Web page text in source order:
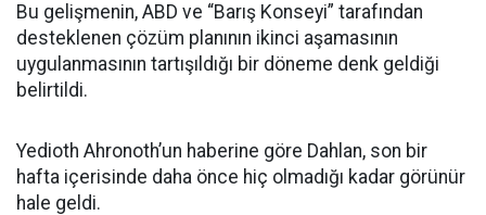
Bu gelişmenin, ABD ve “Barış Konseyi” tarafından
desteklenen çözüm planının ikinci aşamasının
uygulanmasının tartışıldığı bir döneme denk geldiği
belirtildi.
Yedioth Ahronoth’un haberine göre Dahlan, son bir
hafta içerisinde daha önce hiç olmadığı kadar görünür
hale geldi.